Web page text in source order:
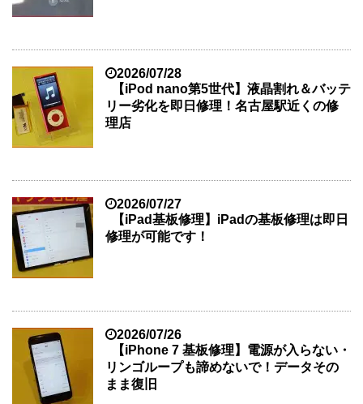
2026/07/28
【iPod nano第5世代】液晶割れ＆バッテ
リー劣化を即日修理！名古屋駅近くの修
理店
2026/07/27
【iPad基板修理】iPadの基板修理は即日
修理が可能です！
2026/07/26
【iPhone 7 基板修理】電源が入らない・
リンゴループも諦めないで！データその
まま復旧